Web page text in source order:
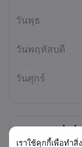
วันพุธ
วันพฤหัสบดี
วันศุกร์
ตราสารที่เกี่
เราใช้คุกกี้เพื่อทำ